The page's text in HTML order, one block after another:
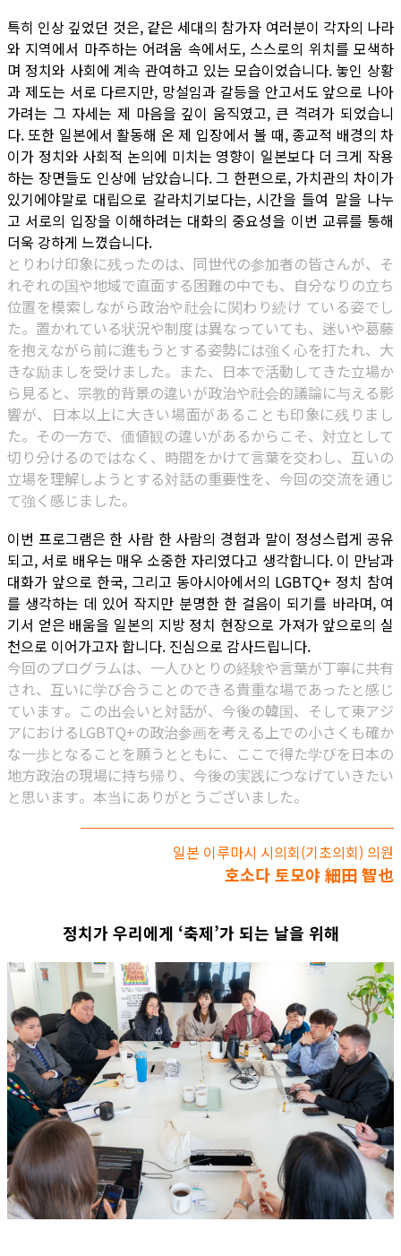
특히 인상 깊었던 것은, 같은 세대의 참가자 여러분이 각자의 나라
와 지역에서 마주하는 어려움 속에서도, 스스로의 위치를 모색하
며 정치와 사회에 계속 관여하고 있는 모습이었습니다. 놓인 상황
과 제도는 서로 다르지만, 망설임과 갈등을 안고서도 앞으로 나아
가려는 그 자세는 제 마음을 깊이 움직였고, 큰 격려가 되었습니
다. 또한 일본에서 활동해 온 제 입장에서 볼 때, 종교적 배경의 차
이가 정치와 사회적 논의에 미치는 영향이 일본보다 더 크게 작용
하는 장면들도 인상에 남았습니다. 그 한편으로, 가치관의 차이가
있기에야말로 대립으로 갈라치기보다는, 시간을 들여 말을 나누
고 서로의 입장을 이해하려는 대화의 중요성을 이번 교류를 통해
더욱 강하게 느꼈습니다.
とりわけ印象に残ったのは、同世代の参加者の皆さんが、そ
れぞれの国や地域で直面する困難の中でも、自分なりの立ち
位置を模索しながら政治や社会に関わり続け ている姿でし
た。置かれている状況や制度は異なっていても、迷いや葛藤
を抱えながら前に進もうとする姿勢には強く心を打たれ、大
きな励ましを受けました。また、日本で活動してきた立場か
ら見ると、宗教的背景の違いが政治や社会的議論に与える影
響が、日本以上に大きい場面があることも印象に残りまし
た。その一方で、価値観の違いがあるからこそ、対立として
切り分けるのではなく、時間をかけて言葉を交わし、互いの
立場を理解しようとする対話の重要性を、今回の交流を通じ
て強く感じました。
이번 프로그램은 한 사람 한 사람의 경험과 말이 정성스럽게 공유
되고, 서로 배우는 매우 소중한 자리였다고 생각합니다. 이 만남과
대화가 앞으로 한국, 그리고 동아시아에서의 LGBTQ+ 정치 참여
를 생각하는 데 있어 작지만 분명한 한 걸음이 되기를 바라며, 여
기서 얻은 배움을 일본의 지방 정치 현장으로 가져가 앞으로의 실
천으로 이어가고자 합니다. 진심으로 감사드립니다.
今回のプログラムは、一人ひとりの経験や言葉が丁寧に共有
され、互いに学び合うことのできる貴重な場であったと感じ
ています。この出会いと対話が、今後の韓国、そして東アジ
アにおけるLGBTQ+の政治参画を考える上での小さくも確か
な一歩となることを願うとともに、ここで得た学びを日本の
地方政治の現場に持ち帰り、今後の実践につなげていきたい
と思います。本当にありがとうございました。
일본 이루마시 시의회(기초의회) 의원
호소다 토모야 細田 智也
정치가 우리에게 ‘축제’가 되는 날을 위해